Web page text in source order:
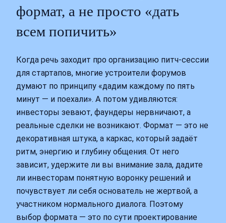
формат, а не просто «дать
всем попичить»
Когда речь заходит про организацию питч-сессии
для стартапов, многие устроители форумов
думают по принципу «дадим каждому по пять
минут — и поехали». А потом удивляются:
инвесторы зевают, фаундеры нервничают, а
реальные сделки не возникают. Формат — это не
декоративная штука, а каркас, который задаёт
ритм, энергию и глубину общения. От него
зависит, удержите ли вы внимание зала, дадите
ли инвесторам понятную воронку решений и
почувствует ли себя основатель не жертвой, а
участником нормального диалога. Поэтому
выбор формата — это по сути проектирование